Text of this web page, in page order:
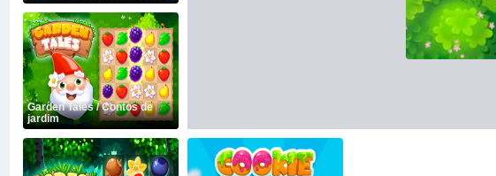
Garden Tales / Contos de
jardim